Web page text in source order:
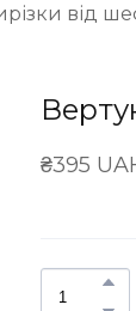
від
₴395